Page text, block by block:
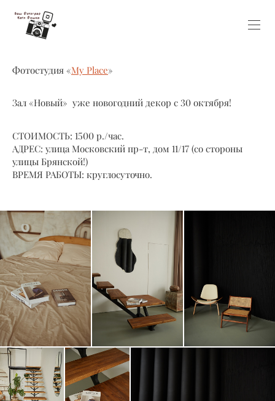
Фотостудия «My Place»
Зал «Новый» уже новогодний декор с 30 октября!
СТОИМОСТЬ: 1500 р./час.
АДРЕС: улица Московский пр-т, дом 11/17 (со стороны
улицы Брянской!)
ВРЕМЯ РАБОТЫ: круглосуточно.